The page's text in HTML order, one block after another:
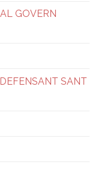
GOVERN
SANT